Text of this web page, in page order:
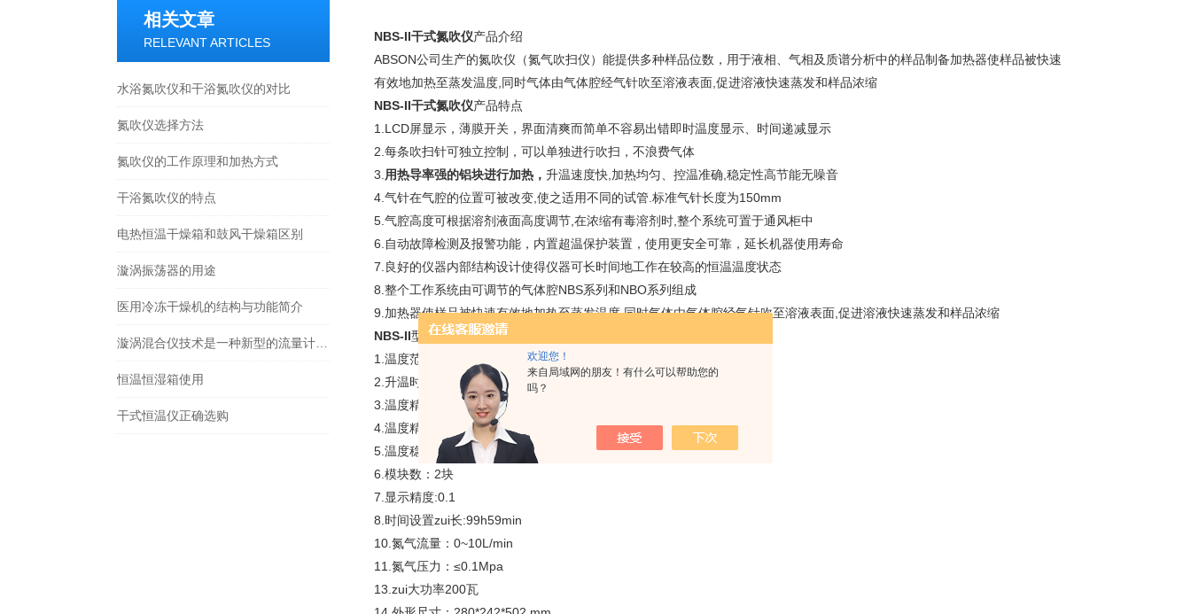
欢迎您！
来自局域网的朋友！有什么可以帮助您的
吗？
相关文章
RELEVANT ARTICLES
水浴氮吹仪和干浴氮吹仪的对比
氮吹仪选择方法
氮吹仪的工作原理和加热方式
干浴氮吹仪的特点
电热恒温干燥箱和鼓风干燥箱区别
漩涡振荡器的用途
医用冷冻干燥机的结构与功能简介
恒温恒湿箱使用
干式恒温仪正确选购
NBS-II干式氮吹仪产品介绍
ABSON公司生产的氮吹仪（氮气吹扫仪）能提供多种样品位数，用于液相、气相及质谱分析中的样品制备加热器使样品被快速
有效地加热至蒸发温度,同时气体由气体腔经气针吹至溶液表面,促进溶液快速蒸发和样品浓缩
NBS-II干式氮吹仪产品特点
1.LCD屏显示，薄膜开关，界面清爽而简单不容易出错即时温度显示、时间递减显示
2.每条吹扫针可独立控制，可以单独进行吹扫，不浪费气体
3. 用热导率强的铝块进行加热 ， 升温速度快,加热均匀、控温准确,稳定性高节能无噪音
4.气针在气腔的位置可被改变,使之适用不同的试管.标准气针长度为150mm
5.气腔高度可根据溶剂液面高度调节,在浓缩有毒溶剂时,整个系统可置于通风柜中
6.自动故障检测及报警功能，内置超温保护装置，使用更安全可靠，延长机器使用寿命
7.良好的仪器内部结构设计使得仪器可长时间地工作在较高的恒温温度状态
8.整个工作系统由可调节的气体腔NBS系列和NBO系列组成
9.加热器使样品被快速有效地加热至蒸发温度,同时气体由气体腔经气针吹至溶液表面,促进溶液快速蒸发和样品浓缩
NBS-II型号及参数：NBS-II
1.温度范围：高于室温5℃至150℃
2.升温时间：≤28min从40℃升至150℃）
3.温度精度@40~100℃：±0.4℃
4.温度精度@100~150℃：±1℃
5.温度稳定性@100：±0.4℃
6.模块数：2块
7.显示精度:0.1
8.时间设置zui长:99h59min
10.氮气流量：0~10L/min
11.氮气压力：≤0.1Mpa
13.zui大功率200瓦